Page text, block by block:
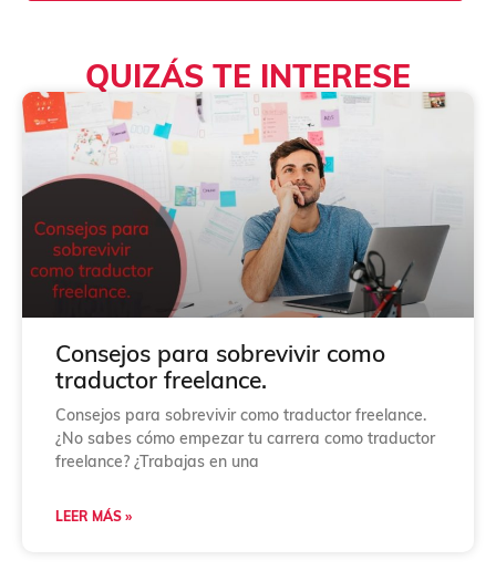
a
v
r
i
c
a
i
n
QUIZÁS TE INTERESE
Consejos para sobrevivir como
traductor freelance.
Consejos para sobrevivir como traductor freelance.
¿No sabes cómo empezar tu carrera como traductor
freelance? ¿Trabajas en una
LEER MÁS »